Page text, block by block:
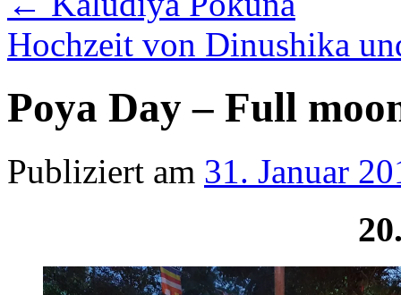
Hochzeit von Dinushika
Poya Day – Full
Publiziert am 31. Januar